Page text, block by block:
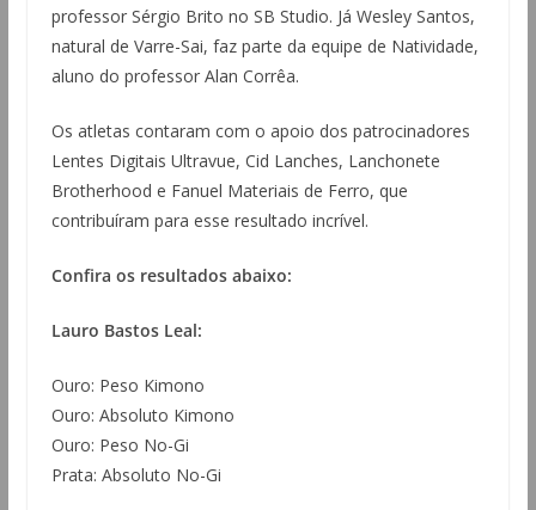
professor Sérgio Brito no SB Studio. Já Wesley Santos,
natural de Varre-Sai, faz parte da equipe de Natividade,
aluno do professor Alan Corrêa.
Os atletas contaram com o apoio dos patrocinadores
Lentes Digitais Ultravue, Cid Lanches, Lanchonete
Brotherhood e Fanuel Materiais de Ferro, que
contribuíram para esse resultado incrível.
Confira os resultados abaixo:
Lauro Bastos Leal:
Ouro: Peso Kimono
Ouro: Absoluto Kimono
Ouro: Peso No-Gi
Prata: Absoluto No-Gi